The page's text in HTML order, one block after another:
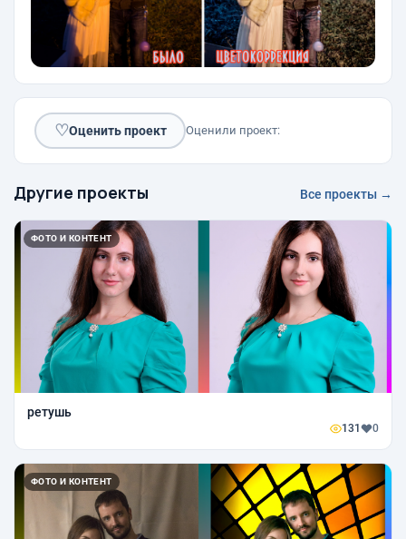
♡Оценить проект Оценили проект:
Другие проекты Все проекты →
ФОТО И КОНТЕНТ
ретушь
131 0
ФОТО И КОНТЕНТ